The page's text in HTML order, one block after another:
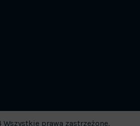
Wszystkie prawa zastrzeżone.